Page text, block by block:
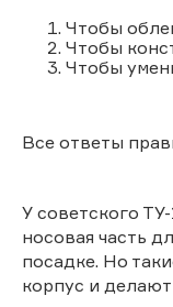
Чтобы
Чтобы
Чтобы
Все ответы
У советского
носовая часть
посадке. Но
корпус и